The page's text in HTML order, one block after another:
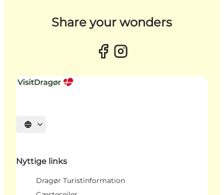
Share your wonders
Vælg sprog
Nyttige links
Dragør Turistinformation